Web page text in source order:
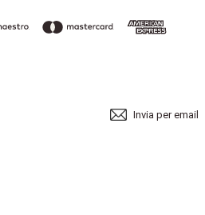
Invia per email